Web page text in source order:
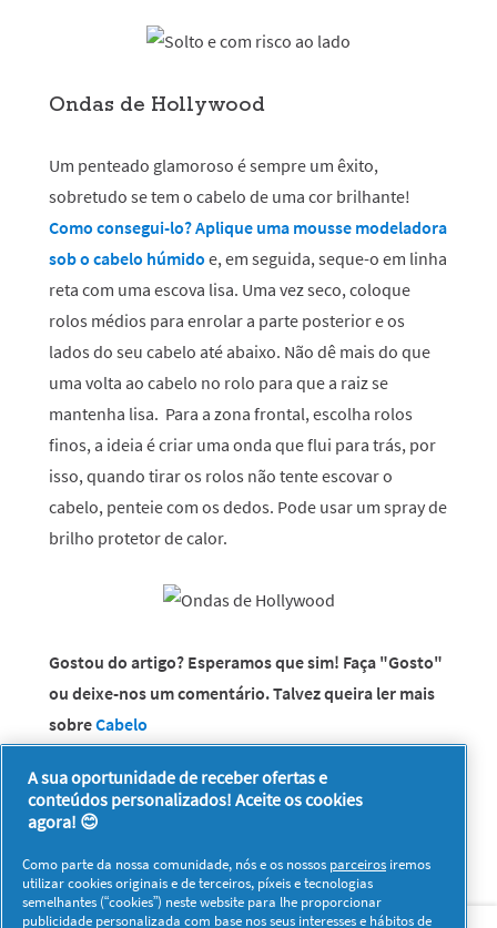
Ondas de Hollywood
Um penteado glamoroso é sempre um êxito,
sobretudo se tem o cabelo de uma cor brilhante!
Como consegui-lo? Aplique uma mousse modeladora
sob o cabelo húmido e, em seguida, seque-o em linha
reta com uma escova lisa. Uma vez seco, coloque
rolos médios para enrolar a parte posterior e os
lados do seu cabelo até abaixo. Não dê mais do que
uma volta ao cabelo no rolo para que a raiz se
mantenha lisa. Para a zona frontal, escolha rolos
finos, a ideia é criar uma onda que flui para trás, por
isso, quando tirar os rolos não tente escovar o
cabelo, penteie com os dedos. Pode usar um spray de
brilho protetor de calor.
Gostou do artigo? Esperamos que sim! Faça "Gosto"
ou deixe-nos um comentário. Talvez queira ler mais
sobreCabelo
Sobre nós Contacto Visitar www.pg.com
A sua oportunidade de receber ofertas e
conteúdos personalizados! Aceite os cookies
agora! 😊
Como parte da nossa comunidade, nós e os nossos parceiros iremos
utilizar cookies originais e de terceiros, píxeis e tecnologias
semelhantes (“cookies”) neste website para lhe proporcionar
publicidade personalizada com base nos seus interesses e hábitos de